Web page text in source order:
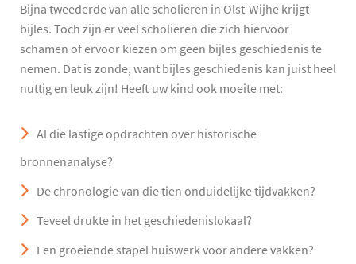
Bijna tweederde van alle scholieren in Olst-Wijhe krijgt
bijles. Toch zijn er veel scholieren die zich hiervoor
schamen of ervoor kiezen om geen bijles geschiedenis te
nemen. Dat is zonde, want bijles geschiedenis kan juist heel
nuttig en leuk zijn! Heeft uw kind ook moeite met:
Al die lastige opdrachten over historische
bronnenanalyse?
De chronologie van die tien onduidelijke tijdvakken?
Teveel drukte in het geschiedenislokaal?
Een groeiende stapel huiswerk voor andere vakken?